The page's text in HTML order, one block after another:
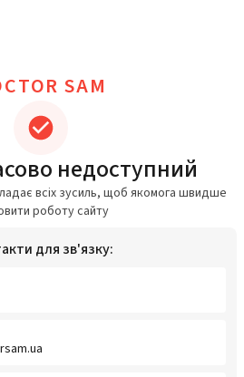
SAM
недоступний
всіх зусиль, щоб якомога швидше
роботу сайту
для зв'язку: